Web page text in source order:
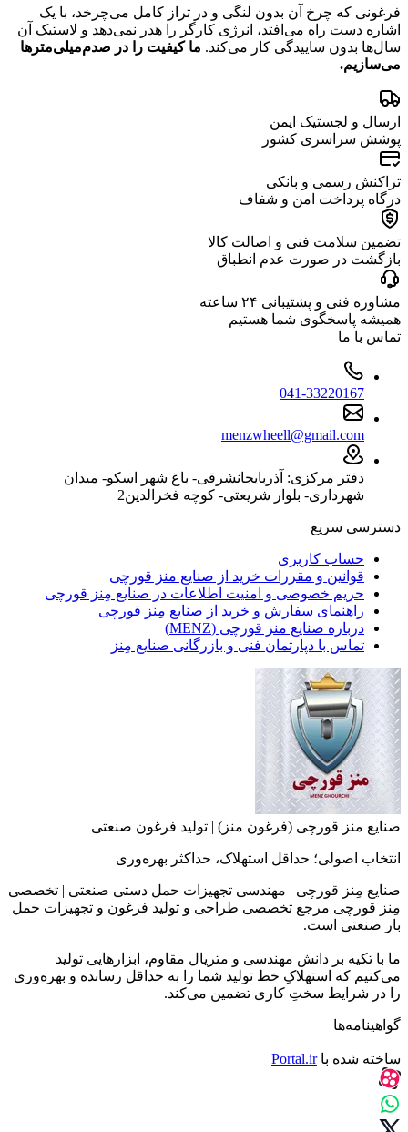
فرغونی که چرخ آن بدون لنگی و در تراز کامل می‌چرخد، با یک
اشاره دست راه می‌افتد، انرژی کارگر را هدر نمی‌دهد و لاستیک آن
سال‌ها بدون ساییدگی کار می‌کند. ما کیفیت را در صدم‌میلی‌مترها
می‌سازیم.
ارسال و لجستیک ایمن
پوشش سراسری کشور
تراکنش رسمی و بانکی
درگاه پرداخت امن و شفاف
تضمین سلامت فنی و اصالت کالا
بازگشت در صورت عدم انطباق
مشاوره فنی و پشتیبانی ۲۴ ساعته
همیشه پاسخگوی شما هستیم
تماس با ما
041-33220167
menzwheell@gmail.com
دفتر مرکزی: آذربایجانشرقی- باغ شهر اسکو- میدان
شهرداری- بلوار شریعتی- کوچه فخرالدین2
دسترسی سریع
حساب کاربری
قوانین و مقررات خرید از صنایع منز قورچی
حریم خصوصی و امنیت اطلاعات در صنایع مِنز قورچی
راهنمای سفارش و خرید از صنایع مِنز قورچی
درباره صنایع منز قورچی (MENZ)
تماس با دپارتمان فنی و بازرگانی صنایع مِنز
صنایع منز قورچی (فرغون منز) | تولید فرغون صنعتی
انتخاب اصولی؛ حداقل استهلاک، حداکثر بهره‌وری
صنایع مِنز قورچی | مهندسی تجهیزات حمل دستی صنعتی | تخصصی
مِنز قورچی مرجع تخصصی طراحی و تولید فرغون و تجهیزات حمل
بار صنعتی است.
ما با تکیه بر دانش مهندسی و متریال مقاوم، ابزارهایی تولید
می‌کنیم که استهلاکِ خط تولید شما را به حداقل رسانده و بهره‌وری
را در شرایط سختِ کاری تضمین می‌کند.
گواهینامه‌ها
ساخته شده باPortal.ir